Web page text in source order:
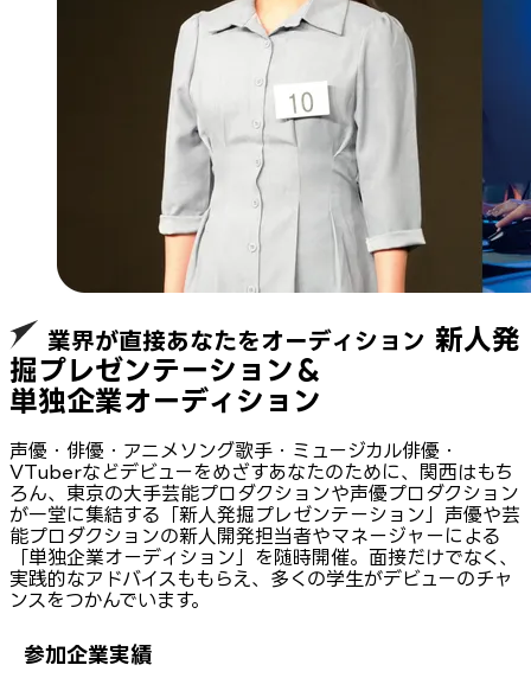
業界が直接あなたをオーディション 新人発
掘プレゼンテーション＆
単独企業オーディション
声優・俳優・アニメソング歌手・ミュージカル俳優・
VTuberなどデビューをめざすあなたのために、関西はもち
ろん、東京の大手芸能プロダクションや声優プロダクション
が一堂に集結する「新人発掘プレゼンテーション」声優や芸
能プロダクションの新人開発担当者やマネージャーによる
「単独企業オーディション」を随時開催。面接だけでなく、
実践的なアドバイスももらえ、多くの学生がデビューのチャ
ンスをつかんでいます。
参加企業実績